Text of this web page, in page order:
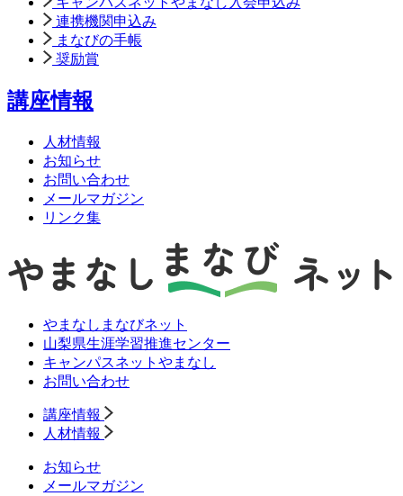
連携機関申込み
まなびの手帳
奨励賞
講座情報
人材情報
お知らせ
お問い合わせ
メールマガジン
リンク集
やまなしまなびネット
山梨県生涯学習推進センター
キャンパスネットやまなし
お問い合わせ
講座情報
人材情報
お知らせ
メールマガジン